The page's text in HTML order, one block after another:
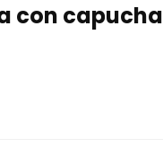
con capucha